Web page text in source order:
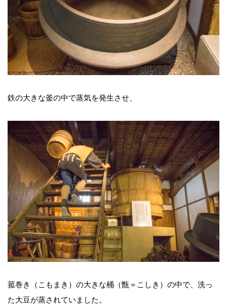
鉄の大きな釜の中で蒸気を発生させ、
菰巻き（こもまき）の大きな桶（甑＝こしき）の中で、洗っ
た大豆が蒸されていました。